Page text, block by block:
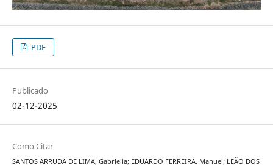
PDF
Publicado
02-12-2025
Como Citar
SANTOS ARRUDA DE LIMA, Gabriella; EDUARDO FERREIRA, Manuel; LEÃO DOS